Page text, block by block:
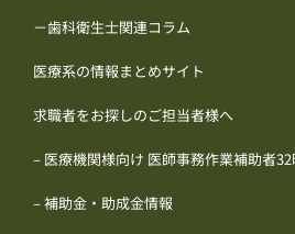
－歯科衛生士関連コラム
医療系の情報まとめサイト
求職者をお探しのご担当者様へ
– 医療機関様向け 医師事務作業補助者
– 補助金・助成金情報